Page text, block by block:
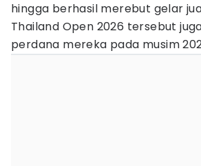
hingga berhasil merebut gelar
Thailand Open 2026 tersebut
perdana mereka pada musim